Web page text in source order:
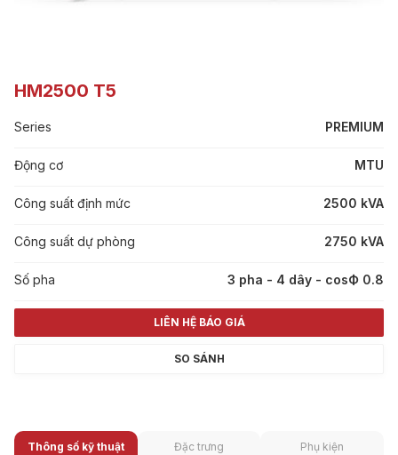
HM2500 T5
Series PREMIUM
Động cơ MTU
Công suất định mức 2500 kVA
Công suất dự phòng 2750 kVA
Số pha 3 pha - 4 dây - cosФ 0.8
LIÊN HỆ BÁO GIÁ
SO SÁNH
Thông số kỹ thuật Đặc trưng Phụ kiện